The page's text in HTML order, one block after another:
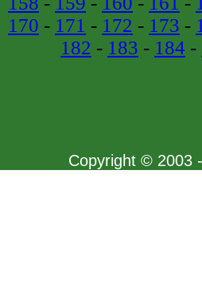
170 - 171 - 172 - 173 -
182 - 183 - 184 -
Copyright © 2003